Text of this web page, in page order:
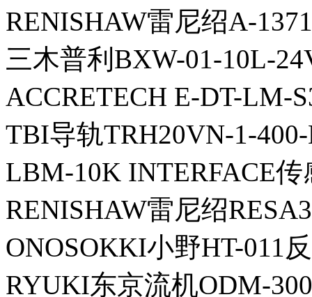
RENISHAW雷尼绍A-
三木普利BXW-01-10L-
ACCRETECH E-DT-LM-
TBI导轨TRH20VN-1-
LBM-10K INTERFACE传
RENISHAW雷尼绍
ONOSOKKI小野HT-011
RYUKI东京流机ODM-